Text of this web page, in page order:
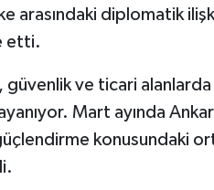
arasındaki diplomatik
etti.
ve ticari
Mart ayında
konusundaki